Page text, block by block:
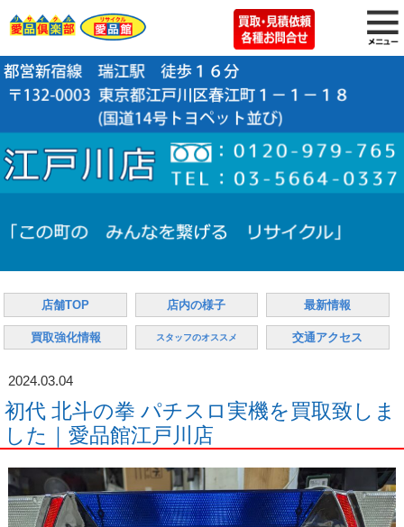
店舗TOP 店内の様子 最新情報
買取強化情報 スタッフのオススメ 交通アクセス
2024.03.04
初代 北斗の拳 パチスロ実機を買取致しま
した｜愛品館江戸川店